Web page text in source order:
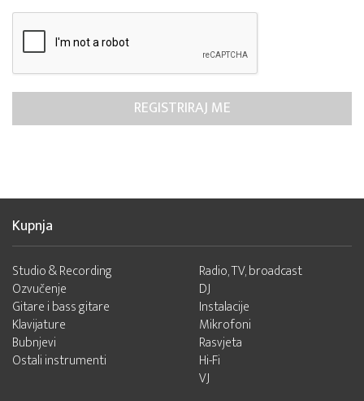
Kupnja
Studio & Recording
Ozvučenje
Gitare i bass gitare
Klavijature
Bubnjevi
Ostali instrumenti
Radio, TV, broadcast
DJ
Instalacije
Mikrofoni
Rasvjeta
Hi-Fi
VJ